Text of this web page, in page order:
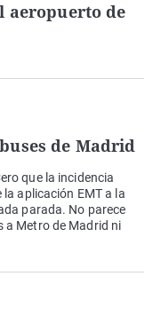
aeropuerto de
de Madrid
que la incidencia
aplicación EMT a la
parada. No parece
a Metro de Madrid ni